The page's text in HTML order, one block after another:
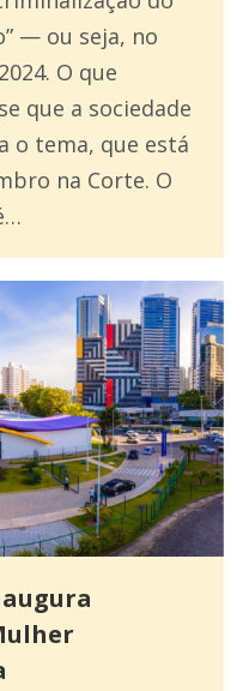
— ou seja, no
O que
que a sociedade
o tema, que está
na Corte. O